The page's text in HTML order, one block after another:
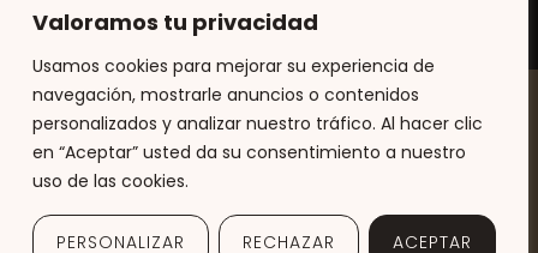
Valoramos tu privacidad
Usamos cookies para mejorar su experiencia de
navegación, mostrarle anuncios o contenidos
personalizados y analizar nuestro tráfico. Al hacer clic
en “Aceptar” usted da su consentimiento a nuestro
uso de las cookies.
PERSONALIZAR RECHAZAR ACEPTAR
La Casa del Elefante © 2026
Aviso legalPolítica de privacidadPolítica de cookies
Diseño web por Sayonara